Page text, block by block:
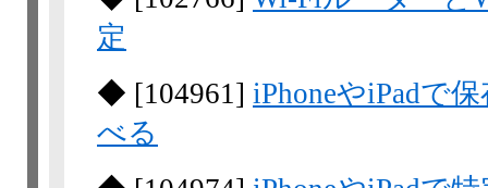
定
◆ [104961] iPhoneやiPadで
べる